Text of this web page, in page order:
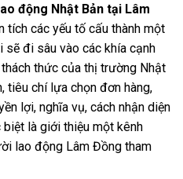
động Nhật Bản tại Lâm
tích các yếu tố cấu thành một
sẽ đi sâu vào các khía cạnh
thức của thị trường Nhật
tiêu chí lựa chọn đơn hàng,
lợi, nghĩa vụ, cách nhận diện
là giới thiệu một kênh
lao động Lâm Đồng tham